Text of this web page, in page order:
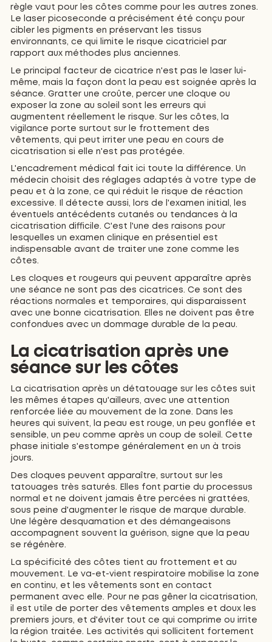
règle vaut pour les côtes comme pour les autres zones.
Le laser picoseconde a précisément été conçu pour
cibler les pigments en préservant les tissus
environnants, ce qui limite le risque cicatriciel par
rapport aux méthodes plus anciennes.
Le principal facteur de cicatrice n'est pas le laser lui-
même, mais la façon dont la peau est soignée après la
séance. Gratter une croûte, percer une cloque ou
exposer la zone au soleil sont les erreurs qui
augmentent réellement le risque. Sur les côtes, la
vigilance porte surtout sur le frottement des
vêtements, qui peut irriter une peau en cours de
cicatrisation si elle n'est pas protégée.
L'encadrement médical fait ici toute la différence. Un
médecin choisit des réglages adaptés à votre type de
peau et à la zone, ce qui réduit le risque de réaction
excessive. Il détecte aussi, lors de l'examen initial, les
éventuels antécédents cutanés ou tendances à la
cicatrisation difficile. C'est l'une des raisons pour
lesquelles un examen clinique en présentiel est
indispensable avant de traiter une zone comme les
côtes.
Les cloques et rougeurs qui peuvent apparaître après
une séance ne sont pas des cicatrices. Ce sont des
réactions normales et temporaires, qui disparaissent
avec une bonne cicatrisation. Elles ne doivent pas être
confondues avec un dommage durable de la peau.
La cicatrisation après une
séance sur les côtes
La cicatrisation après un détatouage sur les côtes suit
les mêmes étapes qu'ailleurs, avec une attention
renforcée liée au mouvement de la zone. Dans les
heures qui suivent, la peau est rouge, un peu gonflée et
sensible, un peu comme après un coup de soleil. Cette
phase initiale s'estompe généralement en un à trois
jours.
Des cloques peuvent apparaître, surtout sur les
tatouages très saturés. Elles font partie du processus
normal et ne doivent jamais être percées ni grattées,
sous peine d'augmenter le risque de marque durable.
Une légère desquamation et des démangeaisons
accompagnent souvent la guérison, signe que la peau
se régénère.
La spécificité des côtes tient au frottement et au
mouvement. Le va-et-vient respiratoire mobilise la zone
en continu, et les vêtements sont en contact
permanent avec elle. Pour ne pas gêner la cicatrisation,
il est utile de porter des vêtements amples et doux les
premiers jours, et d'éviter tout ce qui comprime ou irrite
la région traitée. Les activités qui sollicitent fortement